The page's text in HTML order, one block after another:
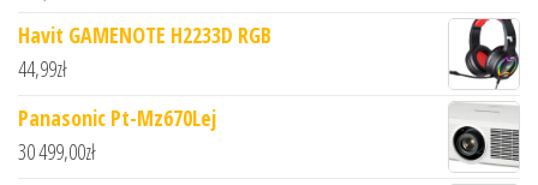
Havit GAMENOTE H2233D RGB
44,99zł
Panasonic Pt-Mz670Lej
30 499,00zł